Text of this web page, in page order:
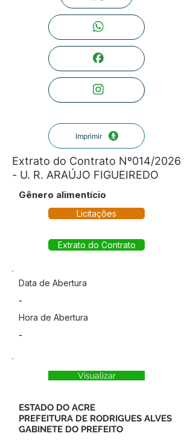
Imprimir
Extrato do Contrato Nº014/2026
- U. R. ARAÚJO FIGUEIREDO
Gênero alimentício
Licitações
Extrato do Contrato
Data de Abertura
-
Hora de Abertura
-
Visualizar
ESTADO DO ACRE
PREFEITURA DE RODRIGUES ALVES
GABINETE DO PREFEITO